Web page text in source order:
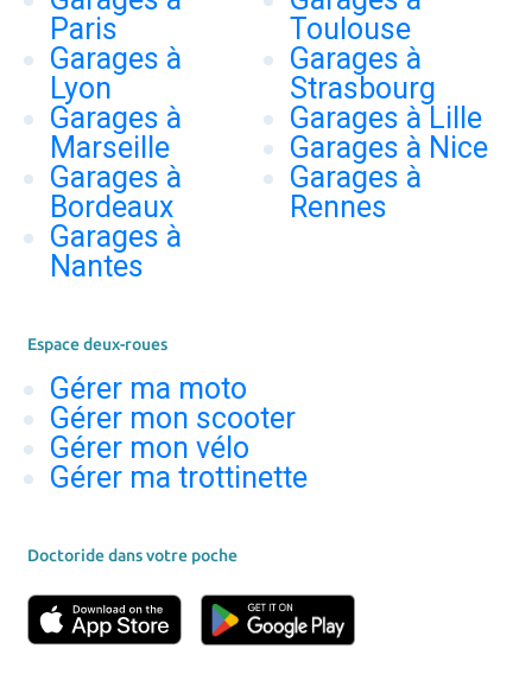
Paris
Garages à
Lyon
Garages à
Marseille
Garages à
Bordeaux
Garages à
Nantes
Toulouse
Garages à
Strasbourg
Garages à Lille
Garages à Nice
Garages à
Rennes
Espace deux-roues
Gérer ma moto
Gérer mon scooter
Gérer mon vélo
Gérer ma trottinette
Doctoride dans votre poche